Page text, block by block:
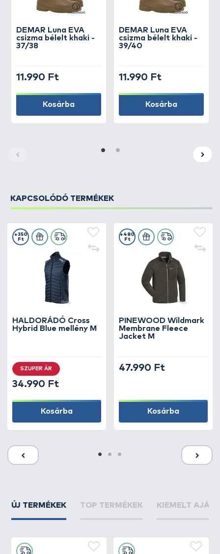
DEMAR Luna EVA
csizma bélelt khaki -
37/38
11.990 Ft
Kosárba
DEMAR Luna EVA
csizma bélelt khaki -
39/40
11.990 Ft
Kosárba
KAPCSOLÓDÓ TERMÉKEK
HALDORÁDÓ Cross
Hybrid Blue mellény M
+350
Ft
SZUPER ÁR
34.990 Ft
Kosárba
PINEWOOD Wildmark
Membrane Fleece
Jacket M
+480
Ft
47.990 Ft
Kosárba
ÚJ TERMÉKEK TOP TERMÉKEK KIEMELT